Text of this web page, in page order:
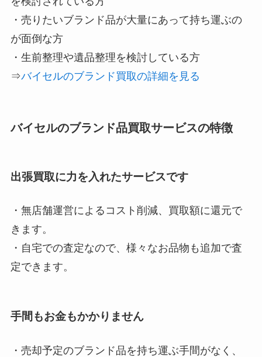
・売りたいブランド品が大量にあって持ち運ぶの
が面倒な方
・生前整理や遺品整理を検討している方
⇒バイセルのブランド買取の詳細を見る
バイセルのブランド品買取サービスの特徴
出張買取に力を入れたサービスです
・無店舗運営によるコスト削減、買取額に還元で
きます。
・自宅での査定なので、様々なお品物も追加で査
定できます。
手間もお金もかかりません
・売却予定のブランド品を持ち運ぶ手間がなく、